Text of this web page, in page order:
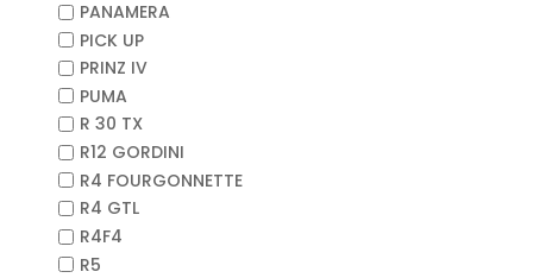
PANAMERA
PICK UP
PRINZ IV
PUMA
R 30 TX
R12 GORDINI
R4 FOURGONNETTE
R4 GTL
R4F4
R5